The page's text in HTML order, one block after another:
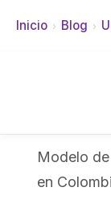
Inicio › Blog ›
Modelo
en